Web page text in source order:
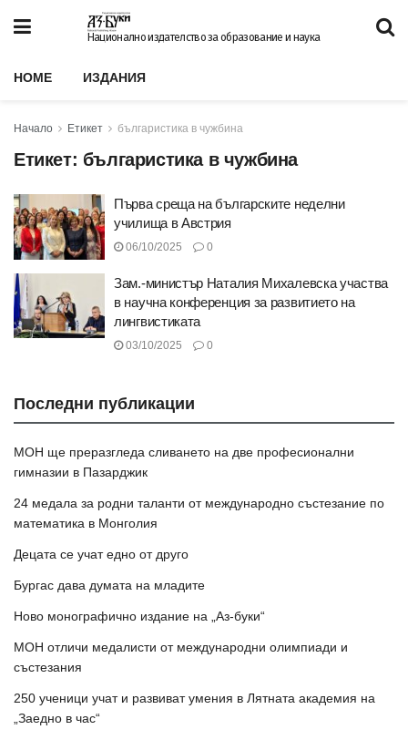
Национално издателство за образование и наука
HOME ИЗДАНИЯ
Начало Етикет българистика в чужбина
Етикет: българистика в чужбина
Първа среща на българските неделни
училища в Австрия
06/10/2025 0
Зам.-министър Наталия Михалевска участва
в научна конференция за развитието на
лингвистиката
03/10/2025 0
Последни публикации
МОН ще преразгледа сливането на две професионални
гимназии в Пазарджик
24 медала за родни таланти от международно състезание по
математика в Монголия
Децата се учат едно от друго
Бургас дава думата на младите
Ново монографично издание на „Аз-буки“
МОН отличи медалисти от международни олимпиади и
състезания
250 ученици учат и развиват умения в Лятната академия на
„Заедно в час“